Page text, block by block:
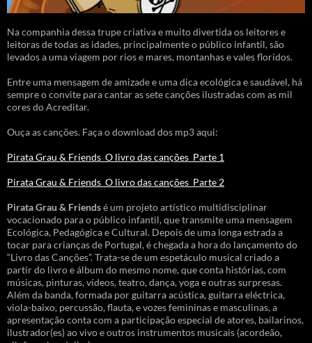
Na companhia dessa trupe criativa e muito divertida os leitores e
leitoras de todas as idades, principalmente o público infantil, são
levados a uma viagem por rios e mares, montanhas e vales floridos.
Entre uma mensagem de amizade e uma dica ecológica e saudável, há
sempre o convite para cantar as sete canções ilustradas com as mil
cores do Acreditar.
Ouça as canções. Faça o download dos mp3 aqui:
Pirata Grau & Friends_O livro das canções_Parte 1
Pirata Grau & Friends_O livro das canções_Parte 2
Pirata Grau & Friendsé um projeto artístico multidisciplinar
vocacionado para o público infantil, que transmite uma mensagem
Ecológica, Pedagógica e Cultural. Depois de uma longa estrada a
tocar para crianças de Portugal, é chegada a hora do lançamento do
“Livro das Canções”. Trata-se de um espetáculo musical criado a
partir do livro e álbum do mesmo nome, que conta histórias, com
músicas, pinturas, vídeos, teatro, dança, yoga e outras surpresas.
Além da banda, formada por guitarra acústica, guitarra eléctrica,
viola-baixo, percussão, flauta, e vozes femininas e masculinas, a
apresentação conta com a participação especial de atores, bailarinos,
ilustrador(es) ao vivo e outros instrumentos musicais (acordeão,